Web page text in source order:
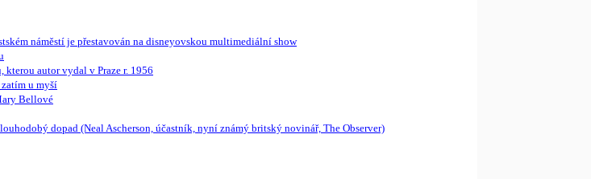
náměstí je přestavován na disneyovskou multimediální show
autor vydal v Praze r. 1956
u myší
Bellové
dopad (Neal Ascherson, účastník, nyní známý britský novinář, The Observer)